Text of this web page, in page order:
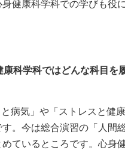
健康科学科での学びも役
科学科ではどんな科目を
病気」や「ストレスと健
。今は総合演習の「人間
ているところです。心身